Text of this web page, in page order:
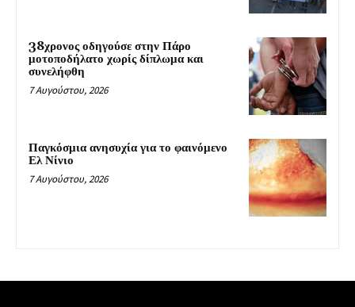
38χρονος οδηγούσε στην Πάρο
μοτοποδήλατο χωρίς δίπλωμα και
συνελήφθη
7 Αυγούστου, 2026
Παγκόσμια ανησυχία για το φαινόμενο
Ελ Νίνιο
7 Αυγούστου, 2026